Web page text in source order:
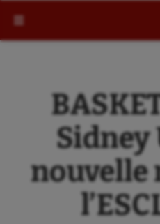
Sidney
nouvelle